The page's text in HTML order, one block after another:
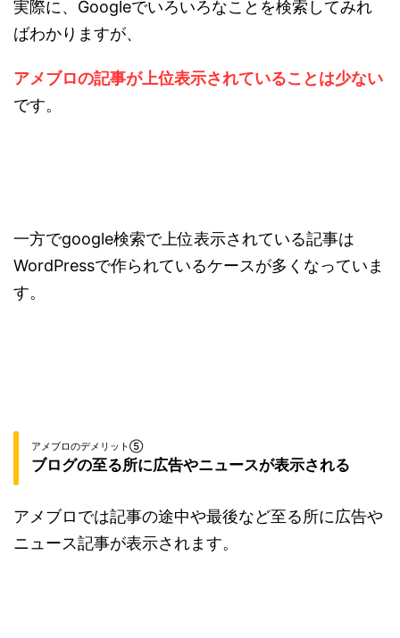
実際に、Googleでいろいろなことを検索してみれ
ばわかりますが、
アメブロの記事が上位表示されていることは少ない
です。
一方でgoogle検索で上位表示されている記事は
WordPressで作られているケースが多くなっていま
す。
アメブロのデメリット⑤
ブログの至る所に広告やニュースが表示される
アメブロでは記事の途中や最後など至る所に広告や
ニュース記事が表示されます。